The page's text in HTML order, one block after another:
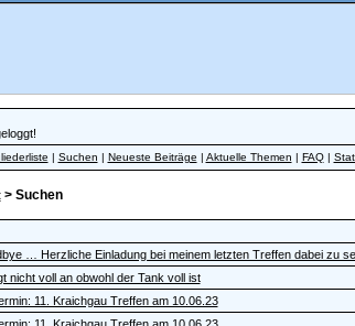
| Suchen | Neueste Beiträge | Aktuelle Themen | FAQ|
> Suchen
… Herzliche Einladung bei meinem letzten Treffen dabei zu
nicht voll an obwohl der Tank voll ist
11. Kraichgau Treffen am 10.06.23